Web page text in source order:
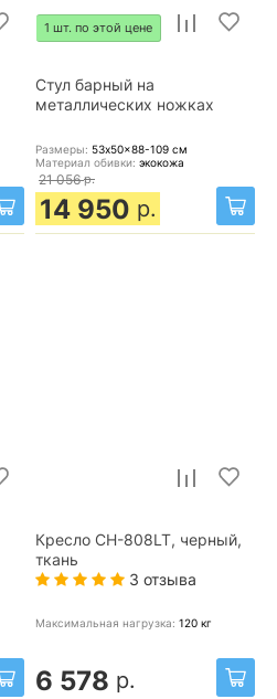
1 шт. по этой цене
Стул барный на
металлических ножках
Размеры: 53x50x88-109 см
Материал обивки: экокожа
21 056 р.
14 950 р.
Кресло CH-808LT, черный,
ткань
3 отзыва
Максимальная нагрузка: 120 кг
6 578 р.